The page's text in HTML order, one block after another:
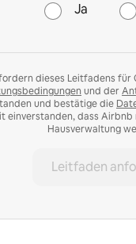
Ja
dieses Leitfadens für
und der
und bestätige die
einverstanden, dass
Hausverwaltung
Leitfaden